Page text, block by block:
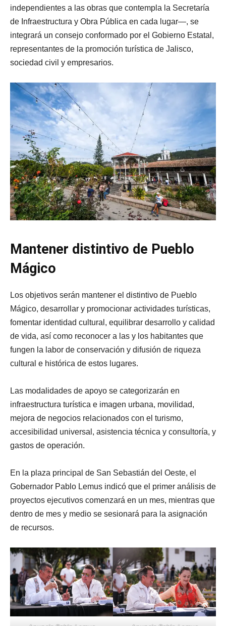
independientes a las obras que contempla la Secretaría
de Infraestructura y Obra Pública en cada lugar—, se
integrará un consejo conformado por el Gobierno Estatal,
representantes de la promoción turística de Jalisco,
sociedad civil y empresarios.
Mantener distintivo de Pueblo
Mágico
Los objetivos serán mantener el distintivo de Pueblo
Mágico, desarrollar y promocionar actividades turísticas,
fomentar identidad cultural, equilibrar desarrollo y calidad
de vida, así como reconocer a las y los habitantes que
fungen la labor de conservación y difusión de riqueza
cultural e histórica de estos lugares.
Las modalidades de apoyo se categorizarán en
infraestructura turística e imagen urbana, movilidad,
mejora de negocios relacionados con el turismo,
accesibilidad universal, asistencia técnica y consultoría, y
gastos de operación.
En la plaza principal de San Sebastián del Oeste, el
Gobernador Pablo Lemus indicó que el primer análisis de
proyectos ejecutivos comenzará en un mes, mientras que
dentro de mes y medio se sesionará para la asignación
de recursos.